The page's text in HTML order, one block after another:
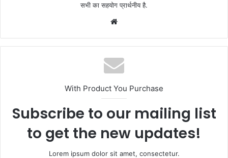
सभी का सहयोग प्रार्थनीय है.
With Product You Purchase
Subscribe to our mailing list
to get the new updates!
Lorem ipsum dolor sit amet, consectetur.